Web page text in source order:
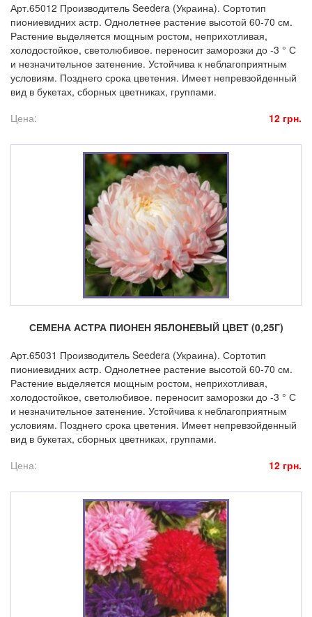
Арт.65012 Производитель Seedera (Украина). Сортотип
пиониевидних астр. Однолетнее растение высотой 60-70 см.
Растение выделяется мощным ростом, неприхотливая,
холодостойкое, светолюбивое. переносит заморозки до -3 ° С
и незначительное затенение. Устойчива к неблагоприятным
условиям. Позднего срока цветения. Имеет непревзойденный
вид в букетах, сборных цветниках, группами.
Цена:
12 грн.
СЕМЕНА АСТРА ПИОНЕН ЯБЛОНЕВЫЙ ЦВЕТ (0,25Г)
Арт.65031 Производитель Seedera (Украина). Сортотип
пиониевидних астр. Однолетнее растение высотой 60-70 см.
Растение выделяется мощным ростом, неприхотливая,
холодостойкое, светолюбивое. переносит заморозки до -3 ° С
и незначительное затенение. Устойчива к неблагоприятным
условиям. Позднего срока цветения. Имеет непревзойденный
вид в букетах, сборных цветниках, группами.
Цена:
12 грн.